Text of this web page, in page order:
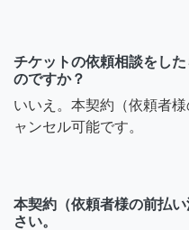
チケットの依頼相談をし
のですか？
いいえ。本契約（依頼者
ャンセル可能です。
本契約（依頼者様の前払
さい。